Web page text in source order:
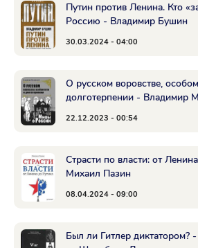
Путин против Ленина. Кто
Россию - Владимир Бушин
30.03.2024 - 04:00
О русском воровстве,
долготерпении - Владимир
22.12.2023 - 00:54
Страсти по власти: от
Михаил Пазин
08.04.2024 - 09:00
Был ли Гитлер диктатором?